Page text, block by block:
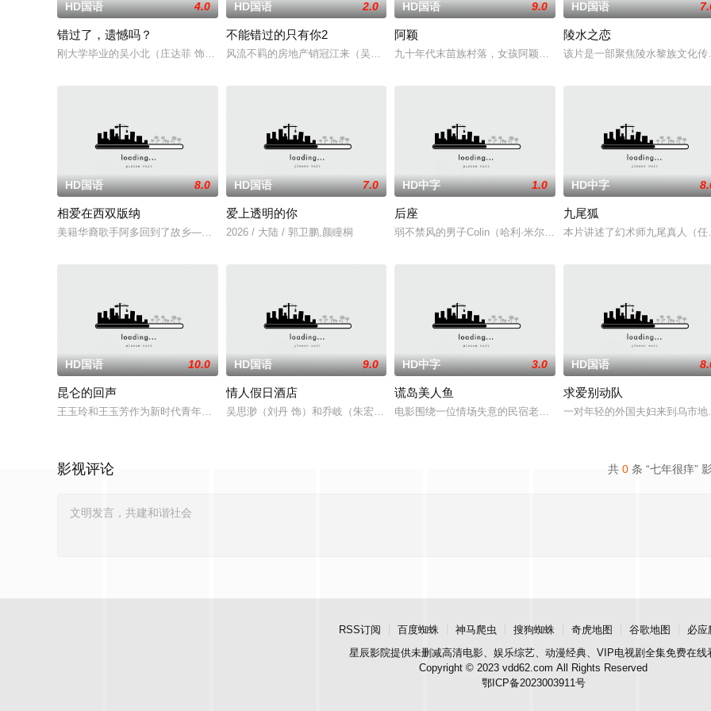
HD国语 4.0
错过了，遗憾吗？
刚大学毕业的吴小北（庄达菲 饰）被初恋男友李天昊（周澄奧 饰）断崖式分手后陷入无尽的情绪反扑。她沉溺于失恋的痛苦，闺蜜米亚（赵佳
HD国语 2.0
不能错过的只有你2
风流不羁的房地产销冠江来（吴翊歌 饰），为利益化身“深情画家”，步步为营接近倔强女医生李梦（李
HD国语 9.0
阿颖
九十年代末苗族村落，女孩阿颖反抗包办婚姻出逃，和心上人三宝
HD国语
陵水之恋
该片是一部聚焦陵水黎族文化
HD国语 8.0
相爱在西双版纳
美籍华裔歌手阿多回到了故乡——美丽的西双版纳。他怀着一份痴情和执着寻找儿时青梅竹马的伙伴月妹。一个偶然的机会，他找到了清纯美丽
HD国语 7.0
爱上透明的你
2026 / 大陆 / 郭卫鹏,颜瞳桐
HD中字 1.0
后座
弱不禁风的男子Colin（哈利·米尔林 Harry Melling 饰）遇上英俊无比
HD中字
九尾狐
本片讲述了幻术师九尾真人（
HD国语 10.0
昆仑的回声
王玉玲和王玉芳作为新时代青年，响应国家建设边疆的号召，参军入伍来到偏远荒凉的边疆叶城。白天进行生产劳动晚上进行军事训练，手脚磨
HD国语 9.0
情人假日酒店
吴思渺（刘丹 饰）和乔岐（朱宏嘉 饰）是从大学时期就走到了一起的恋人，毕业之后，吴思渺来到了假
HD中字 3.0
谎岛美人鱼
电影围绕一位情场失意的民宿老板娘“文”（温碧霞 饰）与一位潦倒
HD国语
求爱别动队
一对年轻的外国夫妇来到乌市
共 0 条 “七年很痒”
影视评论
RSS订阅 百度蜘蛛 神马爬虫 搜狗蜘蛛 奇虎地图 谷歌地图
必应
星辰影院提供未删减高清电影、娱乐综艺、动漫经典、VIP电视剧全集免费在线
Copyright © 2023 vdd62.com All Rights Reserved
鄂ICP备2023003911号